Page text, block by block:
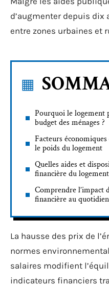
d’augmenter depuis
entre zones urbaines et
Pourquoi le logement
budget des ménages ?
Facteurs
le poids du logement
Quelles aides et
financière du
Comprendre l’impact
financière au quotidien
La hausse des prix de
normes
salaires modifient
indicateurs financiers